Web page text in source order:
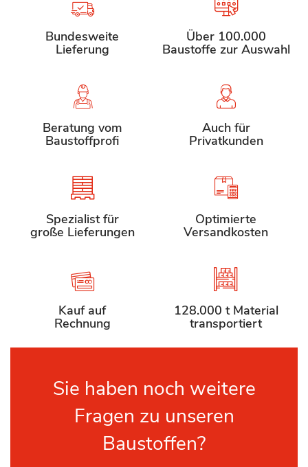
Bundesweite
Lieferung
Über 100.000
Baustoffe zur Auswahl
Beratung vom
Baustoffprofi
Auch für
Privatkunden
Spezialist für
große Lieferungen
Optimierte
Versandkosten
Kauf auf
Rechnung
128.000 t Material
transportiert
Sie haben noch weitere
Fragen zu unseren
Baustoffen?